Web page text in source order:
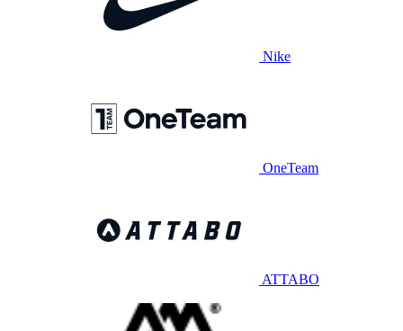
Nike
OneTeam
ATTABO